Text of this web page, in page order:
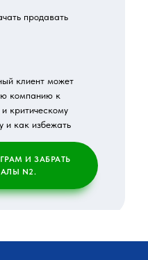
И ЗАБРАТЬ
N1.
по
в
интерьеров.
И ЗАБРАТЬ
N2.
продавать
клиент может
компанию к
критическому
и как избежать